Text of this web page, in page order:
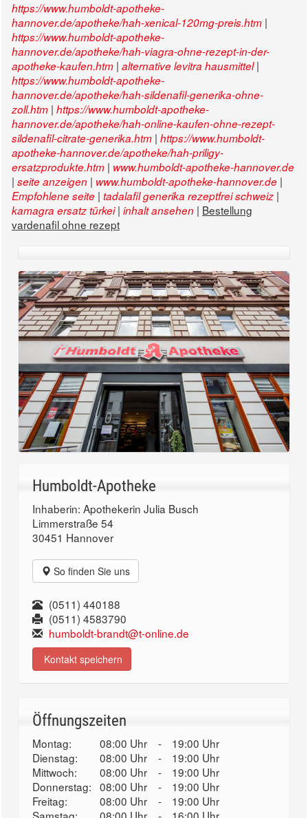
https://www.humboldt-apotheke-
hannover.de/apotheke/hah-xenical-120mg-preis.htm |
https://www.humboldt-apotheke-
hannover.de/apotheke/hah-viagra-ohne-rezept-in-der-
apotheke-kaufen.htm | alternative levitra hausmittel|
https://www.humboldt-apotheke-
hannover.de/apotheke/hah-sildenafil-generika-ohne-
zoll.htm | https://www.humboldt-apotheke-
hannover.de/apotheke/hah-online-kaufen-ohne-rezept-
sildenafil-citrate-generika.htm | https://www.humboldt-
apotheke-hannover.de/apotheke/hah-priligy-
ersatzprodukte.htm | www.humboldt-apotheke-hannover.de
| seite anzeigen | www.humboldt-apotheke-hannover.de |
Empfohlene seite | tadalafil generika rezeptfrei schweiz |
kamagra ersatz türkei| inhalt ansehen | Bestellung
vardenafil ohne rezept
Humboldt-Apotheke
Inhaberin: Apothekerin Julia Busch
Limmerstraße 54
30451 Hannover
So finden Sie uns
(0511) 440188
(0511) 4583790
humboldt-brandt@t-online.de
Kontakt speichern
Öffnungszeiten
Montag: 08:00 Uhr -
19:00 Uhr
Dienstag:
08:00 Uhr -
19:00 Uhr
Mittwoch:
08:00 Uhr -
19:00 Uhr
Donnerstag: 08:00 Uhr -
19:00 Uhr
Freitag:
08:00 Uhr -
19:00 Uhr